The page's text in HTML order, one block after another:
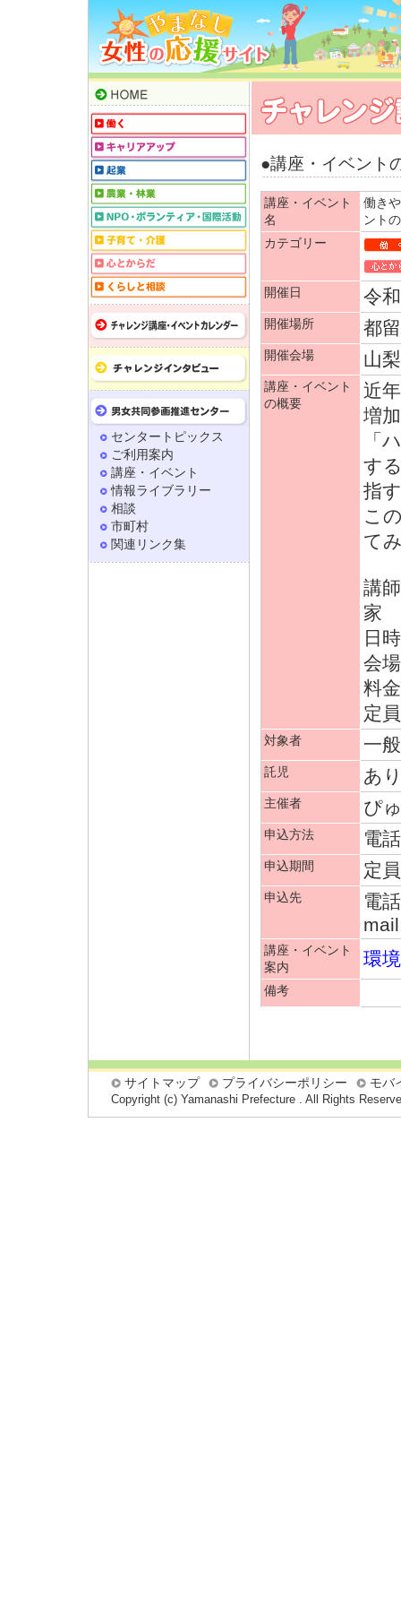
●講座・イベント
講座・イベント
名
働き
ント
カテゴリー
開催日 令
開催場所 都
開催会場 山
講座・イベント
の概要
近
増
「
す
指
こ
て
講
家
日
会
料
定
対象者 一般
託児 あ
主催者 ぴ
申込方法 電
申込期間 定
申込先
電
講座・イベント
案内
環
備考
センタートピックス
ご利用案内
講座・イベント
情報ライブラリー
相談
市町村
関連リンク集
サイトマップ プライバシーポリシー モバ
Copyright (c) Yamanashi Prefecture . All Rights